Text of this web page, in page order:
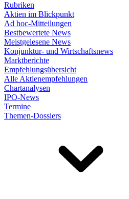
Rubriken
Aktien im Blickpunkt
Ad hoc-Mitteilungen
Bestbewertete News
Meistgelesene News
Konjunktur- und Wirtschaftsnews
Marktberichte
Empfehlungsübersicht
Alle Aktienempfehlungen
Chartanalysen
IPO-News
Termine
Themen-Dossiers